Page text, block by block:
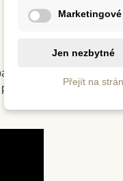
jež je ideální pro
teď.
Jen nezbytné
Přejít na